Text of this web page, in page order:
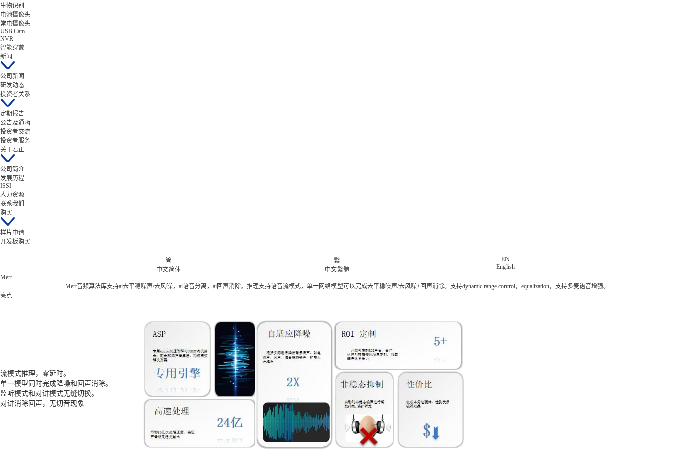
生物识别
电池摄像头
常电摄像头
USB Cam
NVR
智能穿戴
新闻
公司新闻
研发动态
投资者关系
定期报告
公告及通函
投资者交流
投资者服务
关于君正
公司简介
发展历程
ISSI
人力资源
联系我们
购买
样片申请
开发板购买
简
中文简体
繁
中文繁體
EN
English
Mert
Mert音频算法库支持ai去平稳噪声/去风噪，ai语音分离，ai回声消除。推理支持语音流模式，单一网络模型可以完成去平稳噪声/去风噪+回声消除。支持dynamic range control，equalization，支持多麦语音增强。
亮点
流模式推理，零延时。
单一模型同时完成降噪和回声消除。
监听模式和对讲模式无缝切换。
对讲消除回声，无切音现象